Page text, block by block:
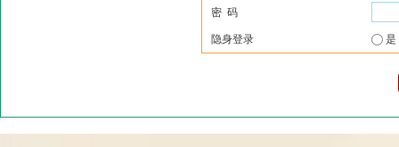
密 码
隐身登录